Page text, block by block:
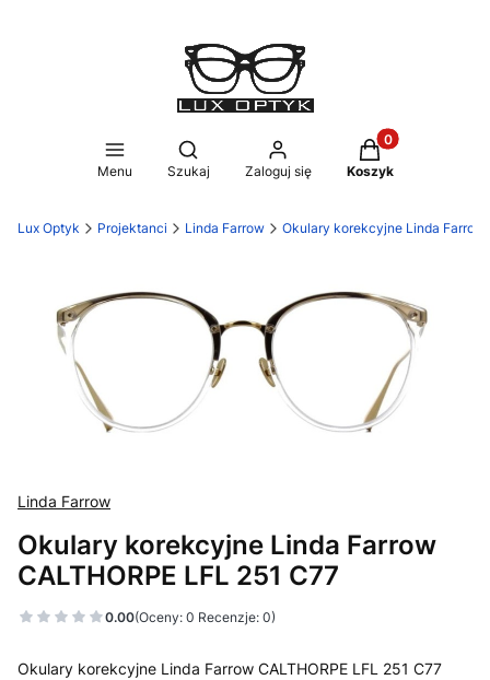
Menu
Otwórz wyszukiwarkę
Szukaj Zaloguj się
Produkty w
Koszyk
Lux Optyk Projektanci Linda Farrow Okulary korekcyjne Linda Farrow
Linda Farrow
Okulary korekcyjne Linda Farrow
CALTHORPE LFL 251 C77
0.00(Oceny: 0 Recenzje: 0)
Okulary korekcyjne Linda Farrow CALTHORPE LFL 251 C77